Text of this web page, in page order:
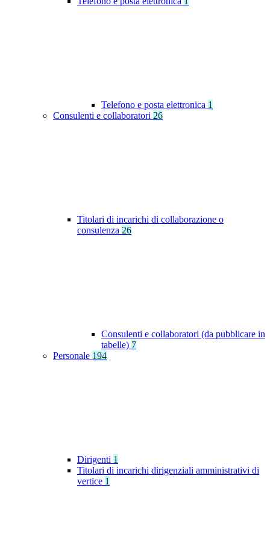
Telefono e posta elettronica 1
Consulenti e collaboratori 26
Titolari di incarichi di collaborazione o
consulenza 26
Consulenti e collaboratori (da pubblicare in
tabelle) 7
Personale 194
Dirigenti 1
Titolari di incarichi dirigenziali amministrativi di
vertice 1